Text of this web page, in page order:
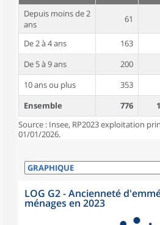
Depuis moins de 2
ans
61
De 2 à 4 ans 163
De 5 à 9 ans
200
10 ans ou plus
353
Ensemble
776
Source : Insee, RP2023 exploitation
01/01/2026.
LOG G2 - Ancienneté
ménages en 2023